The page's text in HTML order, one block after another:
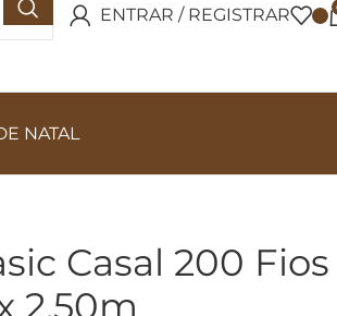
ENTRAR / REGISTRAR
NATAL
Casal 200 Fios
2,50m